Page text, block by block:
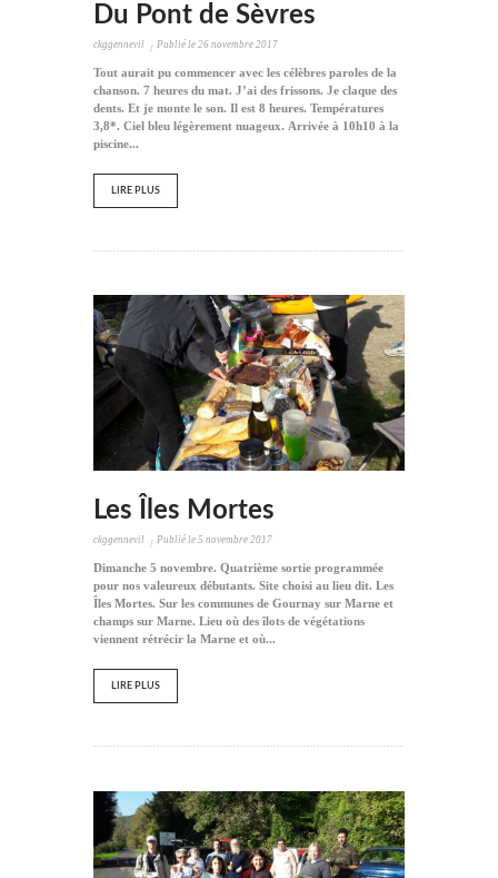
Du Pont de Sèvres
ckggennevil Publié le 26 novembre 2017
Tout aurait pu commencer avec les célèbres paroles de la
chanson. 7 heures du mat. J’ai des frissons. Je claque des
dents. Et je monte le son. Il est 8 heures. Températures
3,8*. Ciel bleu légèrement nuageux. Arrivée à 10h10 à la
piscine...
LIRE PLUS
Les Îles Mortes
ckggennevil Publié le5 novembre 2017
Dimanche 5 novembre. Quatrième sortie programmée
pour nos valeureux débutants. Site choisi au lieu dit. Les
Îles Mortes. Sur les communes de Gournay sur Marne et
champs sur Marne. Lieu où des îlots de végétations
viennent rétrécir la Marne et où...
LIRE PLUS